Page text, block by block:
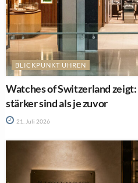
BLICKPUNKT UHREN
Watches of Switzerland
stärker sind als je zuvor
21. Juli 2026